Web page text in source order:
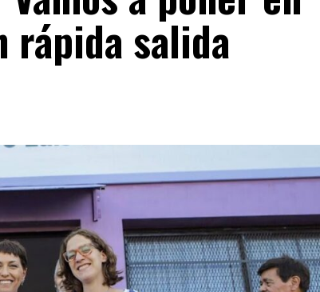
rápida salida